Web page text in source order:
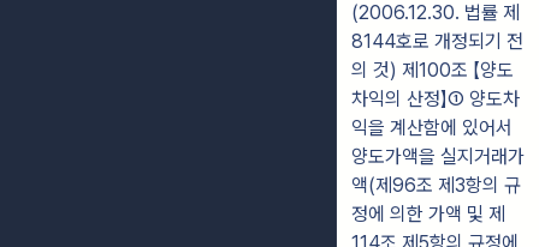
(2006.12.30. 법률 제
8144호로 개정되기 전
의 것) 제100조 【양도
차익의 산정】① 양도차
익을 계산함에 있어서
양도가액을 실지거래가
액(제96조 제3항의 규
정에 의한 가액 및 제